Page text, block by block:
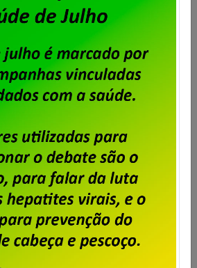
em15/10/2025.
Trabalho2025/2027 do Serpro
o desconto de percentual
para Fortalecimento
fica limitado ao valor
salário/dia do empregado.
ficou estipulado em
no dia 30 de janeiro de 2025
ser descontado […]